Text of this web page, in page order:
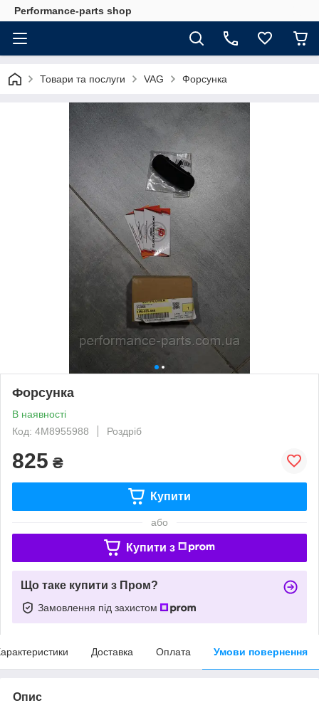
Performance-parts shop
Товари та послуги VAG Форсунка
Форсунка
В наявності
Код: 4M8955988
Роздріб
825 ₴
Купити
або
Купити з
Що таке купити з Пром?
Замовлення під захистом
Доставка Оплата Умови повернення
Опис